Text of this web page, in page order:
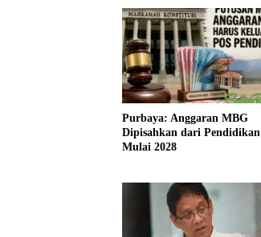
Purbaya: Anggaran MBG
Dipisahkan dari Pendidikan
Mulai 2028